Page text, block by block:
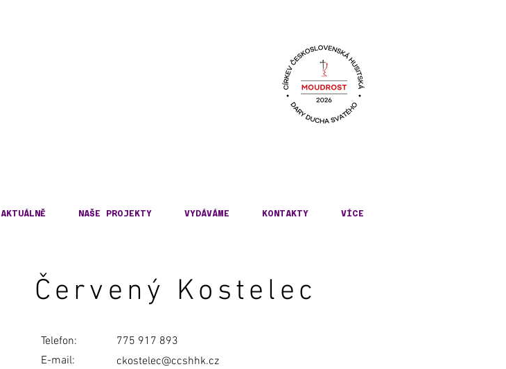
AKTUÁLNĚ NAŠE PROJEKTY VYDÁVÁME KONTAKTY VÍCE
Červený Kostelec
Telefon:
E-mail:
775 917 893
ckostelec@ccshhk.cz